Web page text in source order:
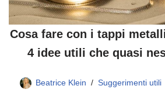
Cosa fare con i tappi
4 idee utili che quasi
Beatrice Klein Suggerimenti utili